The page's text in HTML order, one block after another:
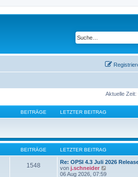
Aktuelle Zeit:
BEITRÄGE LETZTER BEITRAG
BEITRÄGE LETZTER BEITRAG
1548
Re: OPSI 4.3 Juli 2026
von j.schneider
06 Aug 2026, 07:59